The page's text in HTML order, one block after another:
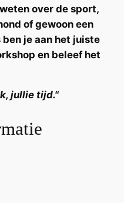
over de sport,
of gewoon een
ben je aan het juiste
en beleef het
jullie tijd."